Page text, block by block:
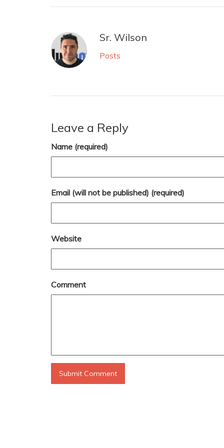
Sr. Wilson
Posts
Leave a Reply
Name (required)
Email (will not be published) (required)
Website
Comment